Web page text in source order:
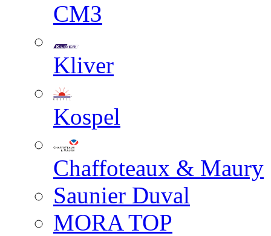
СМЗ
Kliver
Kospel
Chaffoteaux & Maury
Saunier Duval
MORA TOP